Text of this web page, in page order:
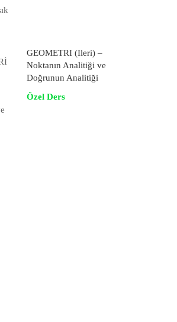
GEOMETRİ (İleri) –
Noktanın Analitiği ve
Doğrunun Analitiği
Özel Ders